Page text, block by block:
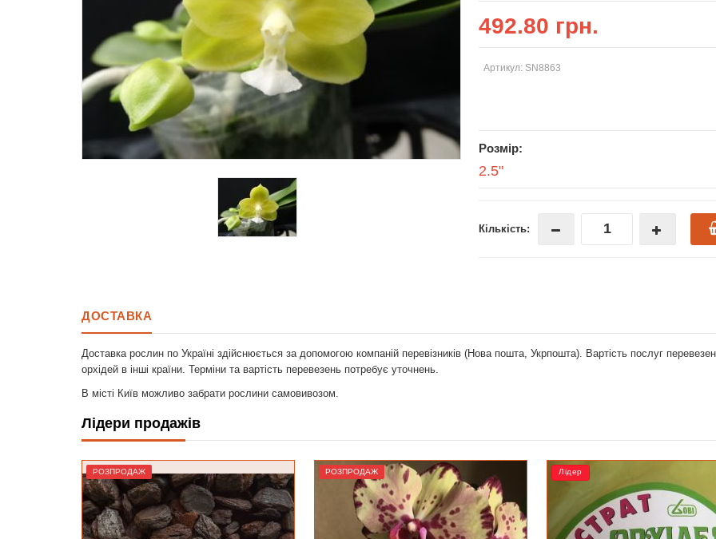
492.80 грн.
Артикул: SN8863
Розмір:
2.5"
Кількість:
ДОСТАВКА
Доставка рослин по Україні здійснюється за допомогою компаній перевізників (Нова пошта, Укрпошта). Вартість послуг
орхідей в інші країни. Терміни та вартість перевезень потребує уточнень.
В місті Київ можливо забрати рослини самовивозом.
Лідери продажів
РОЗПРОДАЖ Лідер РОЗПРОДАЖ